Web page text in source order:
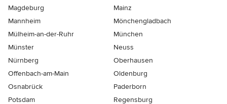
Magdeburg
Mainz
Mannheim
Mönchen­gladbach
Mülheim-an-der-Ruhr
München
Münster
Neuss
Nürnberg
Oberhausen
Offenbach-am-Main
Oldenburg
Osnabrück
Paderborn
Potsdam
Regensburg